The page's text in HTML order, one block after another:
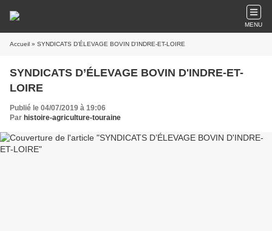
MENU
Accueil » SYNDICATS D’ÉLEVAGE BOVIN D'INDRE-ET-LOIRE
SYNDICATS D’ÉLEVAGE BOVIN D'INDRE-ET-
LOIRE
Publié le 04/07/2019 à 19:06
Par histoire-agriculture-touraine